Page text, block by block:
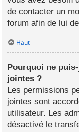
de contacter un
forum afin de lui
Haut
Pourquoi ne
jointes ?
Les permissions
jointes sont
utilisateur. Les
désactivé le